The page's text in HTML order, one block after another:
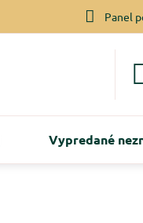
Panel
Vypredané